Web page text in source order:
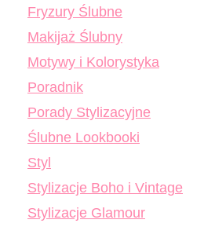
Fryzury Ślubne
Makijaż Ślubny
Motywy i Kolorystyka
Poradnik
Porady Stylizacyjne
Ślubne Lookbooki
Styl
Stylizacje Boho i Vintage
Stylizacje Glamour